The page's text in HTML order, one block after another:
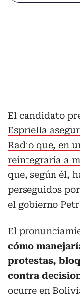
El candidato
Espriella
Radio que, en
reintegraría a
que, según él,
perseguidos
el gobierno
El
cómo
protestas,
contra
ocurre en